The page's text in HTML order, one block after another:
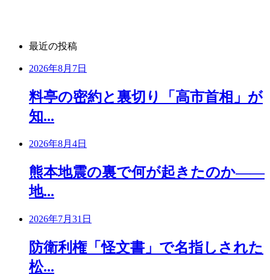
最近の投稿
2026年8月7日
料亭の密約と裏切り「高市首相」が
知...
2026年8月4日
熊本地震の裏で何が起きたのか――
地...
2026年7月31日
防衛利権「怪文書」で名指しされた
松...